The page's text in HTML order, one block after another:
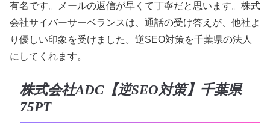
有名です。メールの返信が早くて丁寧だと思います。株式
会社サイバーサーベランスは、通話の受け答えが、他社よ
り優しい印象を受けました。逆SEO対策を千葉県の法人
にしてくれます。
株式会社ADC【逆SEO対策】千葉県
75PT